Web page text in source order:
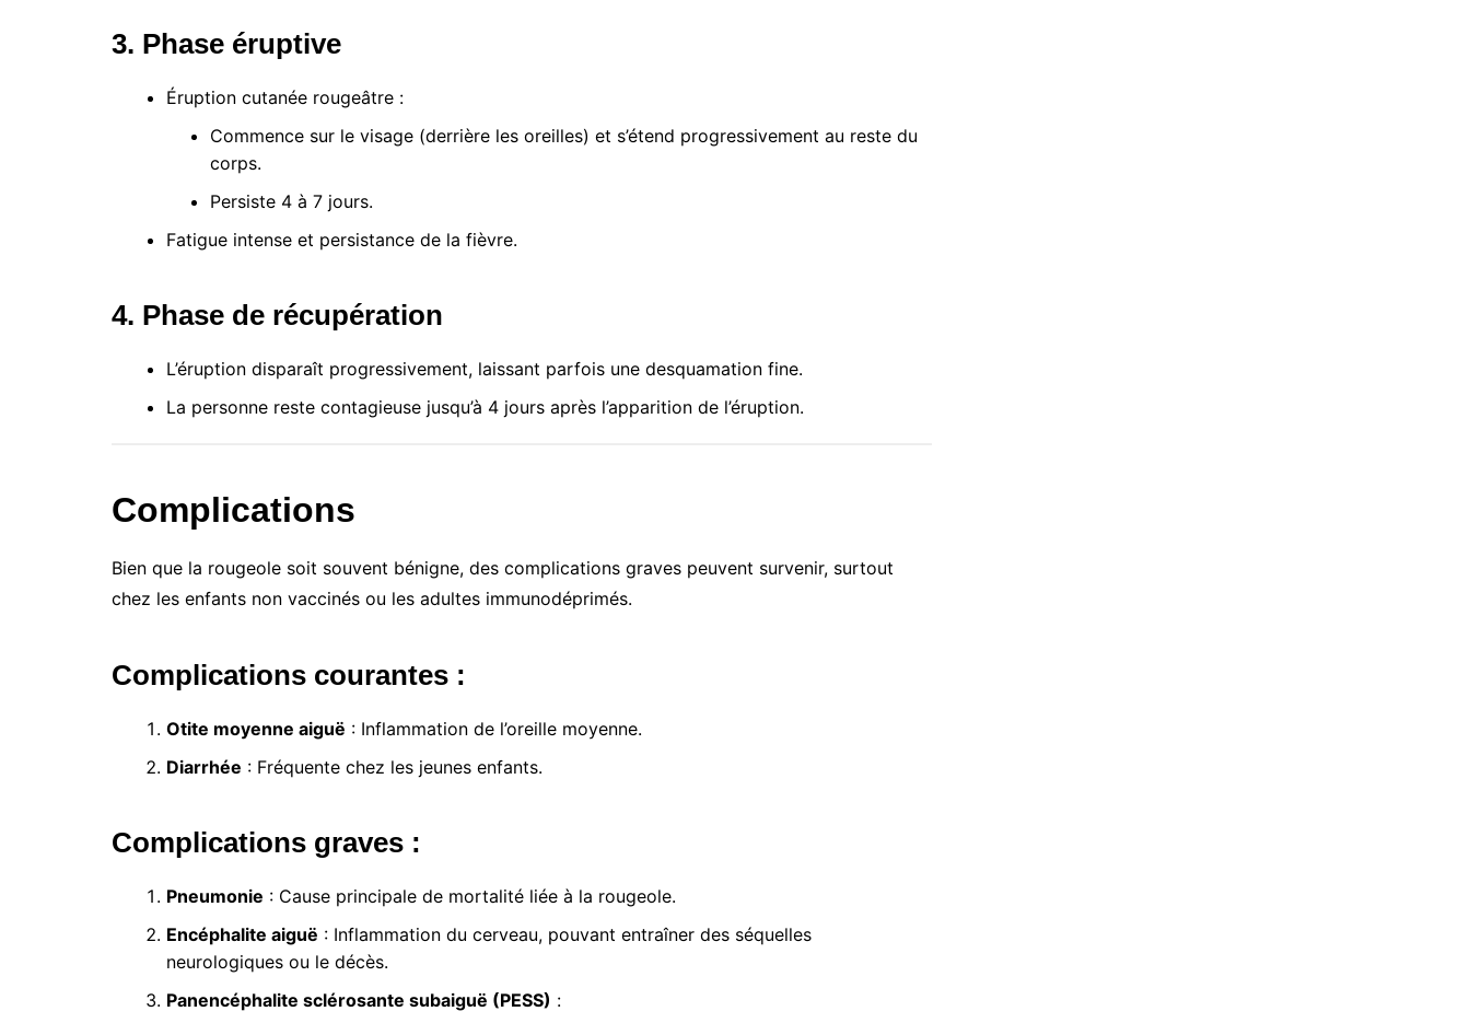
3. Phase éruptive
Éruption cutanée rougeâtre :
Commence sur le visage (derrière les oreilles) et s’étend progressivement au reste du
corps.
Persiste 4 à 7 jours.
Fatigue intense et persistance de la fièvre.
4. Phase de récupération
L’éruption disparaît progressivement, laissant parfois une desquamation fine.
La personne reste contagieuse jusqu’à 4 jours après l’apparition de l’éruption.
Complications
Bien que la rougeole soit souvent bénigne, des complications graves peuvent survenir, surtout
chez les enfants non vaccinés ou les adultes immunodéprimés.
Complications courantes :
Otite moyenne aiguë : Inflammation de l’oreille moyenne.
Diarrhée : Fréquente chez les jeunes enfants.
Complications graves :
Pneumonie : Cause principale de mortalité liée à la rougeole.
Encéphalite aiguë : Inflammation du cerveau, pouvant entraîner des séquelles
neurologiques ou le décès.
Panencéphalite sclérosante subaiguë (PESS) :